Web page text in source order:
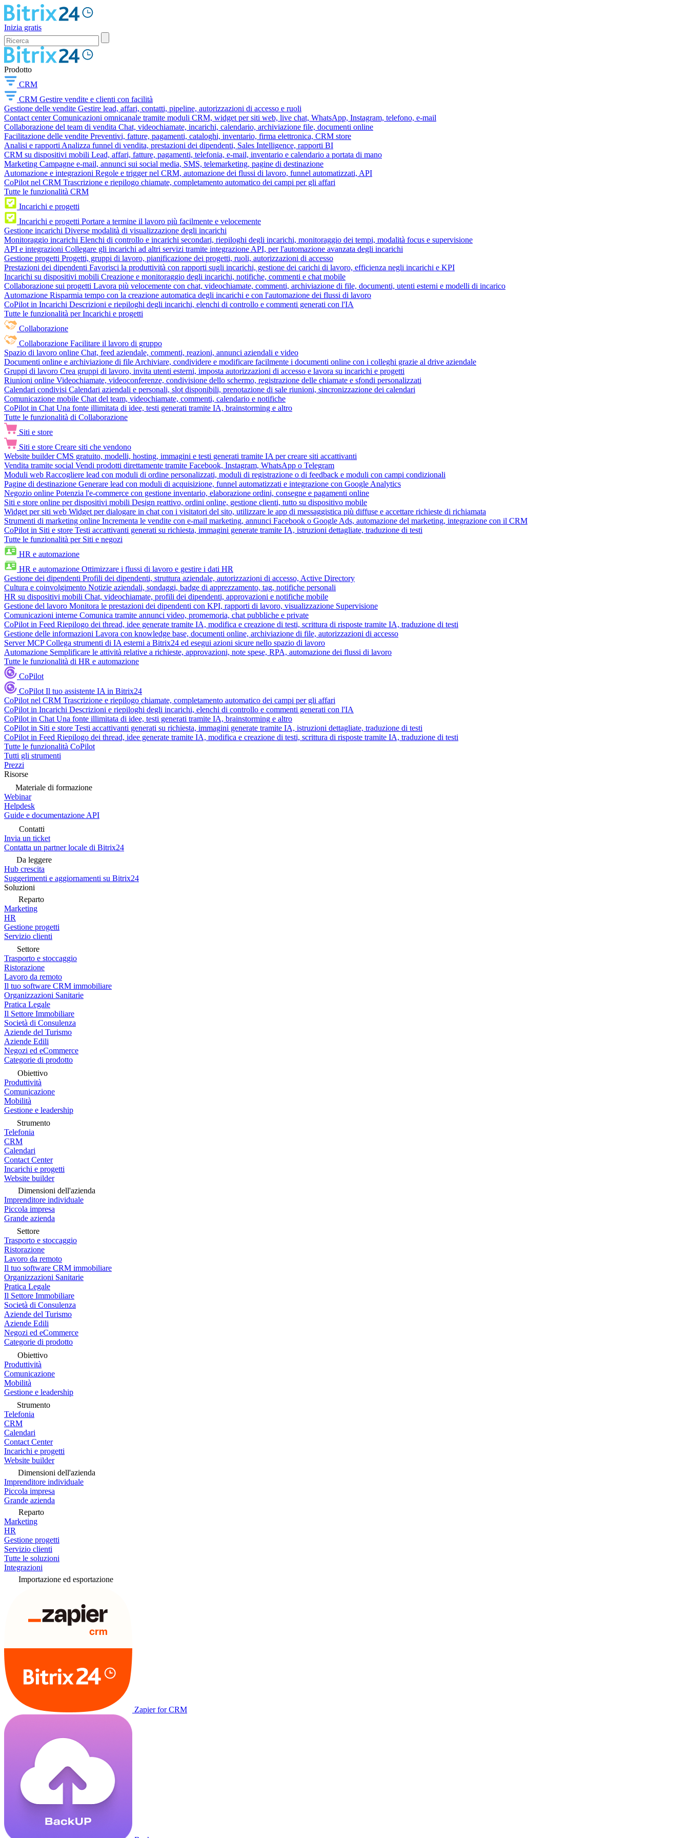
Inizia gratis
Prodotto
CRM
CRM Gestire vendite e clienti con facilità
Gestione delle vendite Gestire lead, affari, contatti, pipeline, autorizzazioni di accesso e ruoli
Contact center Comunicazioni omnicanale tramite moduli CRM, widget per siti web, live chat, WhatsApp, Instagram, telefono, e-mail
Collaborazione del team di vendita Chat, videochiamate, incarichi, calendario, archiviazione file, documenti online
Facilitazione delle vendite Preventivi, fatture, pagamenti, cataloghi, inventario, firma elettronica, CRM store
Analisi e rapporti Analizza funnel di vendita, prestazioni dei dipendenti, Sales Intelligence, rapporti BI
CRM su dispositivi mobili Lead, affari, fatture, pagamenti, telefonia, e-mail, inventario e calendario a portata di mano
Marketing Campagne e-mail, annunci sui social media, SMS, telemarketing, pagine di destinazione
Automazione e integrazioni Regole e trigger nel CRM, automazione dei flussi di lavoro, funnel automatizzati, API
CoPilot nel CRM Trascrizione e riepilogo chiamate, completamento automatico dei campi per gli affari
Tutte le funzionalità CRM
Incarichi e progetti
Incarichi e progetti Portare a termine il lavoro più facilmente e velocemente
Gestione incarichi Diverse modalità di visualizzazione degli incarichi
Monitoraggio incarichi Elenchi di controllo e incarichi secondari, riepiloghi degli incarichi, monitoraggio dei tempi, modalità focus e supervisione
API e integrazioni Collegare gli incarichi ad altri servizi tramite integrazione API, per l'automazione avanzata degli incarichi
Gestione progetti Progetti, gruppi di lavoro, pianificazione dei progetti, ruoli, autorizzazioni di accesso
Prestazioni dei dipendenti Favorisci la produttività con rapporti sugli incarichi, gestione dei carichi di lavoro, efficienza negli incarichi e KPI
Incarichi su dispositivi mobili Creazione e monitoraggio degli incarichi, notifiche, commenti e chat mobile
Collaborazione sui progetti Lavora più velocemente con chat, videochiamate, commenti, archiviazione di file, documenti, utenti esterni e modelli di incarico
Automazione Risparmia tempo con la creazione automatica degli incarichi e con l'automazione dei flussi di lavoro
CoPilot in Incarichi Descrizioni e riepiloghi degli incarichi, elenchi di controllo e commenti generati con l'IA
Tutte le funzionalità per Incarichi e progetti
Collaborazione
Collaborazione Facilitare il lavoro di gruppo
Spazio di lavoro online Chat, feed aziendale, commenti, reazioni, annunci aziendali e video
Documenti online e archiviazione di file Archiviare, condividere e modificare facilmente i documenti online con i colleghi grazie al drive aziendale
Gruppi di lavoro Crea gruppi di lavoro, invita utenti esterni, imposta autorizzazioni di accesso e lavora su incarichi e progetti
Riunioni online Videochiamate, videoconferenze, condivisione dello schermo, registrazione delle chiamate e sfondi personalizzati
Calendari condivisi Calendari aziendali e personali, slot disponibili, prenotazione di sale riunioni, sincronizzazione dei calendari
Comunicazione mobile Chat del team, videochiamate, commenti, calendario e notifiche
CoPilot in Chat Una fonte illimitata di idee, testi generati tramite IA, brainstorming e altro
Tutte le funzionalità di Collaborazione
Siti e store
Siti e store Creare siti che vendono
Website builder CMS gratuito, modelli, hosting, immagini e testi generati tramite IA per creare siti accattivanti
Vendita tramite social Vendi prodotti direttamente tramite Facebook, Instagram, WhatsApp o Telegram
Moduli web Raccogliere lead con moduli di ordine personalizzati, moduli di registrazione o di feedback e moduli con campi condizionali
Pagine di destinazione Generare lead con moduli di acquisizione, funnel automatizzati e integrazione con Google Analytics
Negozio online Potenzia l'e-commerce con gestione inventario, elaborazione ordini, consegne e pagamenti online
Siti e store online per dispositivi mobili Design reattivo, ordini online, gestione clienti, tutto su dispositivo mobile
Widget per siti web Widget per dialogare in chat con i visitatori del sito, utilizzare le app di messaggistica più diffuse e accettare richieste di richiamata
Strumenti di marketing online Incrementa le vendite con e-mail marketing, annunci Facebook o Google Ads, automazione del marketing, integrazione con il CRM
CoPilot in Siti e store Testi accattivanti generati su richiesta, immagini generate tramite IA, istruzioni dettagliate, traduzione di testi
Tutte le funzionalità per Siti e negozi
HR e automazione
HR e automazione Ottimizzare i flussi di lavoro e gestire i dati HR
Gestione dei dipendenti Profili dei dipendenti, struttura aziendale, autorizzazioni di accesso, Active Directory
Cultura e coinvolgimento Notizie aziendali, sondaggi, badge di apprezzamento, tag, notifiche personali
HR su dispositivi mobili Chat, videochiamate, profili dei dipendenti, approvazioni e notifiche mobile
Gestione del lavoro Monitora le prestazioni dei dipendenti con KPI, rapporti di lavoro, visualizzazione Supervisione
Comunicazioni interne Comunica tramite annunci video, promemoria, chat pubbliche e private
CoPilot in Feed Riepilogo dei thread, idee generate tramite IA, modifica e creazione di testi, scrittura di risposte tramite IA, traduzione di testi
Gestione delle informazioni Lavora con knowledge base, documenti online, archiviazione di file, autorizzazioni di accesso
Server MCP Collega strumenti di IA esterni a Bitrix24 ed esegui azioni sicure nello spazio di lavoro
Automazione Semplificare le attività relative a richieste, approvazioni, note spese, RPA, automazione dei flussi di lavoro
Tutte le funzionalità di HR e automazione
CoPilot
CoPilot Il tuo assistente IA in Bitrix24
CoPilot nel CRM Trascrizione e riepilogo chiamate, completamento automatico dei campi per gli affari
CoPilot in Incarichi Descrizioni e riepiloghi degli incarichi, elenchi di controllo e commenti generati con l'IA
CoPilot in Chat Una fonte illimitata di idee, testi generati tramite IA, brainstorming e altro
CoPilot in Siti e store Testi accattivanti generati su richiesta, immagini generate tramite IA, istruzioni dettagliate, traduzione di testi
CoPilot in Feed Riepilogo dei thread, idee generate tramite IA, modifica e creazione di testi, scrittura di risposte tramite IA, traduzione di testi
Tutte le funzionalità CoPilot
Tutti gli strumenti
Prezzi
Risorse
Materiale di formazione
Webinar
Helpdesk
Guide e documentazione API
Contatti
Invia un ticket
Contatta un partner locale di Bitrix24
Da leggere
Hub crescita
Suggerimenti e aggiornamenti su Bitrix24
Soluzioni
Reparto
Marketing
HR
Gestione progetti
Servizio clienti
Settore
Trasporto e stoccaggio
Ristorazione
Lavoro da remoto
Il tuo software CRM immobiliare
Organizzazioni Sanitarie
Pratica Legale
Il Settore Immobiliare
Società di Consulenza
Aziende del Turismo
Aziende Edili
Negozi ed eCommerce
Categorie di prodotto
Obiettivo
Produttività
Comunicazione
Mobilità
Gestione e leadership
Strumento
Telefonia
CRM
Calendari
Contact Center
Incarichi e progetti
Website builder
Dimensioni dell'azienda
Imprenditore individuale
Piccola impresa
Grande azienda
Settore
Trasporto e stoccaggio
Ristorazione
Lavoro da remoto
Il tuo software CRM immobiliare
Organizzazioni Sanitarie
Pratica Legale
Il Settore Immobiliare
Società di Consulenza
Aziende del Turismo
Aziende Edili
Negozi ed eCommerce
Categorie di prodotto
Obiettivo
Produttività
Comunicazione
Mobilità
Gestione e leadership
Strumento
Telefonia
CRM
Calendari
Contact Center
Incarichi e progetti
Website builder
Dimensioni dell'azienda
Imprenditore individuale
Piccola impresa
Grande azienda
Reparto
Marketing
HR
Gestione progetti
Servizio clienti
Tutte le soluzioni
Integrazioni
Importazione ed esportazione
Zapier for CRM